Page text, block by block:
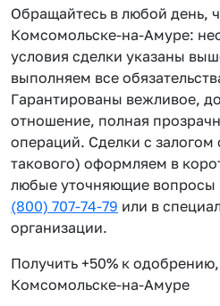
Обращайтесь в любой день,
Комсомольске-на-Амуре:
условия сделки указаны
выполняем все
Гарантированы вежливое,
отношение, полная
операций. Сделки с залогом
такового) оформляем в
любые уточняющие
(800) 707-74-79 или в
организации.
Получить +50% к
Комсомольске-на-Амуре